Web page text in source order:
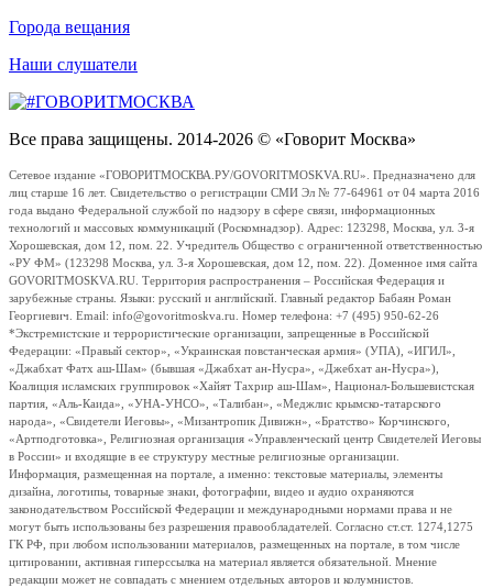
Города вещания
Наши слушатели
Все права защищены. 2014-2026 © «Говорит Москва»
Сетевое издание «ГОВОРИТМОСКВА.РУ/GOVORITMOSKVA.RU». Предназначено для
лиц старше 16 лет. Свидетельство о регистрации СМИ Эл № 77-64961 от 04 марта 2016
года выдано Федеральной службой по надзору в сфере связи, информационных
технологий и массовых коммуникаций (Роскомнадзор). Адрес: 123298, Москва, ул. 3-я
Хорошевская, дом 12, пом. 22. Учредитель Общество с ограниченной ответственностью
«РУ ФМ» (123298 Москва, ул. 3-я Хорошевская, дом 12, пом. 22). Доменное имя сайта
GOVORITMOSKVA.RU. Территория распространения – Российская Федерация и
зарубежные страны. Языки: русский и английский. Главный редактор Бабаян Роман
Георгиевич. Email: info@govoritmoskva.ru. Номер телефона: +7 (495) 950-62-26
*Экстремистские и террористические организации, запрещенные в Российской
Федерации: «Правый сектор», «Украинская повстанческая армия» (УПА), «ИГИЛ»,
«Джабхат Фатх аш-Шам» (бывшая «Джабхат ан-Нусра», «Джебхат ан-Нусра»),
Коалиция исламских группировок «Хайят Тахрир аш-Шам», Национал-Большевистская
партия, «Аль-Каида», «УНА-УНСО», «Талибан», «Меджлис крымско-татарского
народа», «Свидетели Иеговы», «Мизантропик Дивижн», «Братство» Корчинского,
«Артподготовка», Религиозная организация «Управленческий центр Свидетелей Иеговы
в России» и входящие в ее структуру местные религиозные организации.
Информация, размещенная на портале, а именно: текстовые материалы, элементы
дизайна, логотипы, товарные знаки, фотографии, видео и аудио охраняются
законодательством Российской Федерации и международными нормами права и не
могут быть использованы без разрешения правообладателей. Согласно ст.ст. 1274,1275
ГК РФ, при любом использовании материалов, размещенных на портале, в том числе
цитировании, активная гиперссылка на материал является обязательной. Мнение
редакции может не совпадать с мнением отдельных авторов и колумнистов.